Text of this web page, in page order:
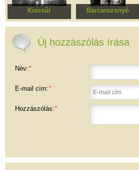
Kiscsűr
Erődített evangélikus
Barcarozsnyó
Szent Miklós ortodox
Új hozzászólás írása
Név:*
E-mail cím:*
Hozzászólás:*